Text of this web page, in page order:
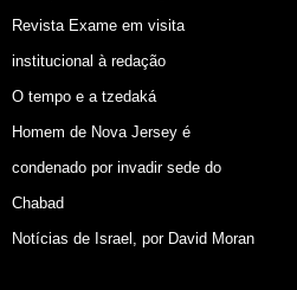
Revista Exame em visita
institucional à redação
O tempo e a tzedaká
Homem de Nova Jersey é
condenado por invadir sede do
Chabad
Notícias de Israel, por David Moran